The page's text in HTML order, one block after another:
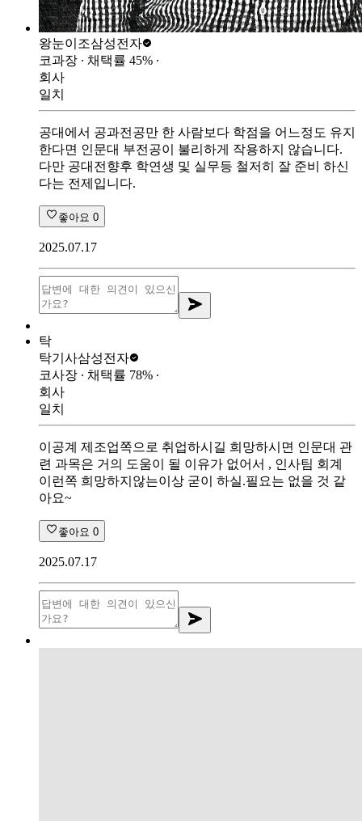
왕눈이조삼성전자
코과장 ∙ 채택률 45% ∙
회사
일치
공대에서 공과전공만 한 사람보다 학점을 어느정도 유지
한다면 인문대 부전공이 불리하게 작용하지 않습니다.
다만 공대전향후 학연생 및 실무등 철저히 잘 준비 하신
다는 전제입니다.
좋아요 0
2025.07.17
탁
탁기사삼성전자
코사장 ∙ 채택률 78% ∙
회사
일치
이공계 제조업쪽으로 취업하시길 희망하시면 인문대 관
련 과목은 거의 도움이 될 이유가 없어서 , 인사팀 회계
이런쪽 희망하지않는이상 굳이 하실.필요는 없을 것 같
아요~
좋아요 0
2025.07.17